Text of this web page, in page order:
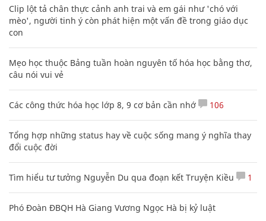
Clip lột tả chân thực cảnh anh trai và em gái như 'chó với
mèo', người tinh ý còn phát hiện một vấn đề trong giáo dục
con
Mẹo học thuộc Bảng tuần hoàn nguyên tố hóa học bằng thơ,
câu nói vui vẻ
Các công thức hóa học lớp 8, 9 cơ bản cần nhớ 106
Tổng hợp những status hay về cuộc sống mang ý nghĩa thay
đổi cuộc đời
Tìm hiểu tư tưởng Nguyễn Du qua đoạn kết Truyện Kiều 1
Phó Đoàn ĐBQH Hà Giang Vương Ngọc Hà bị kỷ luật